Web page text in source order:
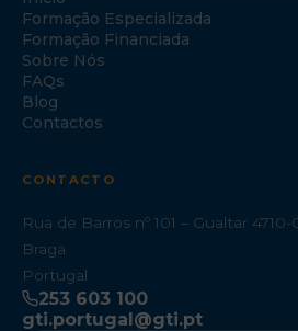
Formação Especializada
Formação Financiada
Sobre Nós
FAQs
Blog
Contactos
CONTACTO
Rua de Barros nº 101 – Gualtar 4710-
Braga
Portugal
253 603 100
gti.portugal@gti.pt